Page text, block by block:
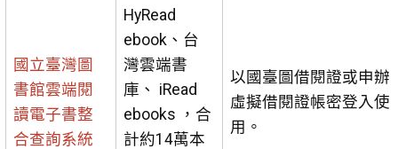
國立臺灣圖
書館雲端閱
讀電子書整
合查詢系統
HyRead
ebook、台
灣雲端書
庫、 iRead
ebooks ，合
計約14萬本
以國臺圖借閱證或申辦
虛擬借閱證帳密登入使
用。